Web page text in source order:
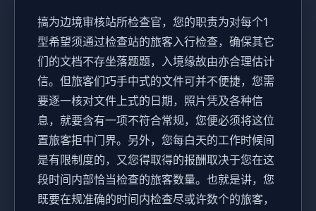
搞为边境审核站所检查官，您的职责为对每个1
型希望须通过检查站的旅客入行检查，确保其它
们的文档不存坐落题题，入境缘故由亦合理估计
信。但旅客们巧手中式的文件可并不便捷，您需
要逐一核对文件上式的日期，照片凭及各种信
息，就要含有一项不符合常规，您便必须将这位
置旅客拒中门界。另外，您每白天的工作时候间
是有限制度的，又您得取得的报酬取决于您在这
段时间内部恰当检查的旅客数量。也就是讲，您
既要在规准确的时间内检查尽或许数个的旅客，